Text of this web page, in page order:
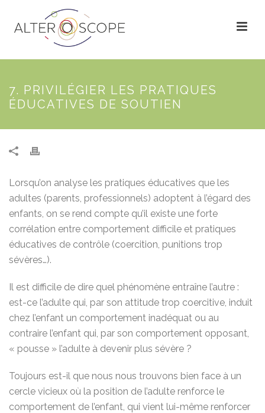
7. PRIVILÉGIER LES PRATIQUES
ÉDUCATIVES DE SOUTIEN
Lorsqu’on analyse les pratiques éducatives que les
adultes (parents, professionnels) adoptent à l’égard des
enfants, on se rend compte qu’il existe une forte
corrélation entre comportement difficile et pratiques
éducatives de contrôle (coercition, punitions trop
sévères…).
Il est difficile de dire quel phénomène entraîne l’autre :
est-ce l’adulte qui, par son attitude trop coercitive, induit
chez l’enfant un comportement inadéquat ou au
contraire l’enfant qui, par son comportement opposant,
« pousse » l’adulte à devenir plus sévère ?
Toujours est-il que nous nous trouvons bien face à un
cercle vicieux où la position de l’adulte renforce le
comportement de l’enfant, qui vient lui-même renforcer